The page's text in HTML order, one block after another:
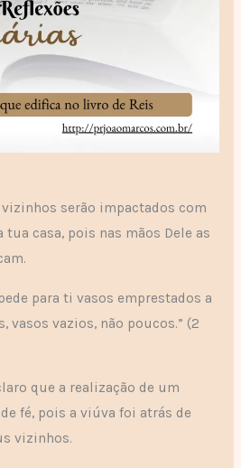
serão impactados com
tua casa, pois nas mãos Dele as
para ti vasos emprestados a
vasos vazios, não poucos.” (2
que a realização de um
fé, pois a viúva foi atrás de
vizinhos.